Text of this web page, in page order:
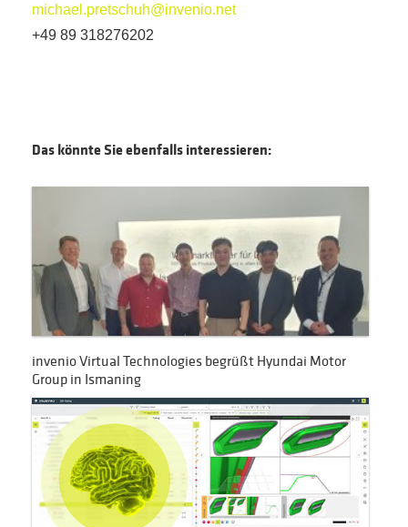
michael.pretschuh@invenio.net
+49 89 318276202
Das könnte Sie ebenfalls interessieren:
invenio Virtual Technologies begrüßt Hyundai Motor
Group in Ismaning